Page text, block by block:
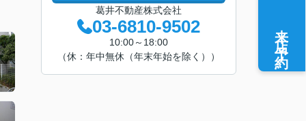
葛井不動産株式会社
03-6810-9502
10:00～18:00
（休：年中無休（年末年始を除く））
来店予約